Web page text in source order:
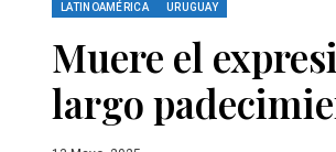
LATINOAMÉRICA URUGUAY
Muere el
largo